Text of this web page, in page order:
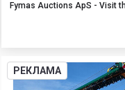
Fymas Auctions ApS - Visit
РЕКЛАМА